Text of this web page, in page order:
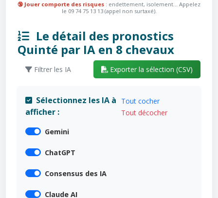
🔞 Jouer comporte des risques : endettement, isolement... Appelez
le 09 74 75 13 13 (appel non surtaxé).
Le détail des pronostics
Quinté par IA en 8 chevaux
Filtrer les IA Exporter la sélection (CSV)
Sélectionnez les IA à
afficher :
Tout cocher
Tout décocher
Gemini
ChatGPT
Consensus des IA
Claude AI